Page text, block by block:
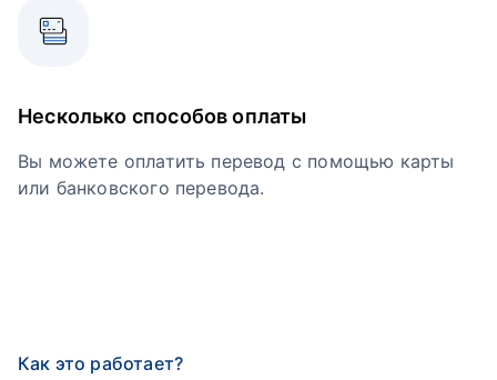
Несколько способов оплаты
Вы можете оплатить перевод с помощью карты
или банковского перевода.
Как это работает?